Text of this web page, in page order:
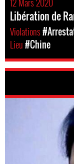
Libération de
Violations
Lieu#Chine